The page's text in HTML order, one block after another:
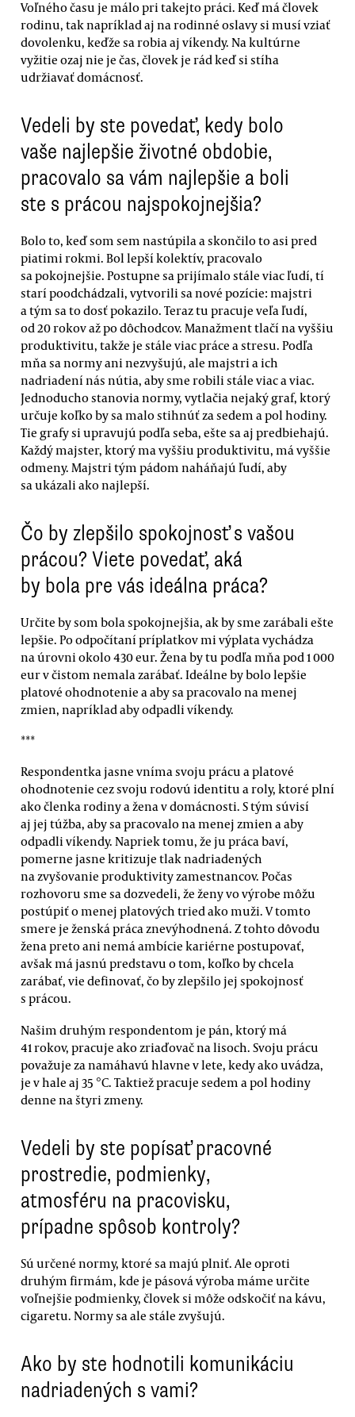
Voľného času je málo pri takejto práci. Keď má človek
rodinu, tak napríklad aj na rodinné oslavy si musí vziať
dovolenku, keďže sa robia aj víkendy. Na kultúrne
vyžitie ozaj nie je čas, človek je rád keď si stíha
udržiavať domácnosť.
Vedeli by ste povedať, kedy bolo
vaše najlepšie životné obdobie,
pracovalo sa vám najlepšie a boli
ste s prácou najspokojnejšia?
Bolo to, keď som sem nastúpila a skončilo to asi pred
piatimi rokmi. Bol lepší kolektív, pracovalo
sa pokojnejšie. Postupne sa prijímalo stále viac ľudí, tí
starí poodchádzali, vytvorili sa nové pozície: majstri
a tým sa to dosť pokazilo. Teraz tu pracuje veľa ľudí,
od 20 rokov až po dôchodcov. Manažment tlačí na vyššiu
produktivitu, takže je stále viac práce a stresu. Podľa
mňa sa normy ani nezvyšujú, ale majstri a ich
nadriadení nás nútia, aby sme robili stále viac a viac.
Jednoducho stanovia normy, vytlačia nejaký graf, ktorý
určuje koľko by sa malo stihnúť za sedem a pol hodiny.
Tie grafy si upravujú podľa seba, ešte sa aj predbiehajú.
Každý majster, ktorý ma vyššiu produktivitu, má vyššie
odmeny. Majstri tým pádom naháňajú ľudí, aby
sa ukázali ako najlepší.
Čo by zlepšilo spokojnosť s vašou
prácou? Viete povedať, aká
by bola pre vás ideálna práca?
Určite by som bola spokojnejšia, ak by sme zarábali ešte
lepšie. Po odpočítaní príplatkov mi výplata vychádza
na úrovni okolo 430 eur. Žena by tu podľa mňa pod 1 000
eur v čistom nemala zarábať. Ideálne by bolo lepšie
platové ohodnotenie a aby sa pracovalo na menej
zmien, napríklad aby odpadli víkendy.
***
Respondentka jasne vníma svoju prácu a platové
ohodnotenie cez svoju rodovú identitu a roly, ktoré plní
ako členka rodiny a žena v domácnosti. S tým súvisí
aj jej túžba, aby sa pracovalo na menej zmien a aby
odpadli víkendy. Napriek tomu, že ju práca baví,
pomerne jasne kritizuje tlak nadriadených
na zvyšovanie produktivity zamestnancov. Počas
rozhovoru sme sa dozvedeli, že ženy vo výrobe môžu
postúpiť o menej platových tried ako muži. V tomto
smere je ženská práca znevýhodnená. Z tohto dôvodu
žena preto ani nemá ambície kariérne postupovať,
avšak má jasnú predstavu o tom, koľko by chcela
zarábať, vie definovať, čo by zlepšilo jej spokojnosť
s prácou.
Našim druhým respondentom je pán, ktorý má
41 rokov, pracuje ako zriaďovač na lisoch. Svoju prácu
považuje za namáhavú hlavne v lete, kedy ako uvádza,
je v hale aj 35 °C. Taktiež pracuje sedem a pol hodiny
denne na štyri zmeny.
Vedeli by ste popísať pracovné
prostredie, podmienky,
atmosféru na pracovisku,
prípadne spôsob kontroly?
Sú určené normy, ktoré sa majú plniť. Ale oproti
druhým firmám, kde je pásová výroba máme určite
voľnejšie podmienky, človek si môže odskočiť na kávu,
cigaretu. Normy sa ale stále zvyšujú.
Ako by ste hodnotili komunikáciu
nadriadených s vami?